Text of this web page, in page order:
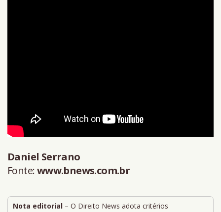
Daniel Serrano
Fonte:www.bnews.com.br
Nota editorial – O Direito News adota critérios